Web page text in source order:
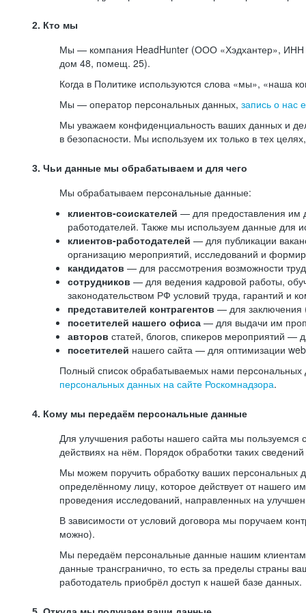
2. Кто мы
Мы — компания HeadHunter (ООО «Хэдхантер», ИНН
дом 48, помещ. 25).
Когда в Политике используются слова «мы», «наша
Мы — оператор персональных данных, запись о нас
Мы уважаем конфиденциальность ваших данных и
в безопасности. Мы используем их только в тех
3. Чьи данные мы обрабатываем и для чего
Мы обрабатываем персональные данные:
клиентов-соискателей — для предоставления им
работодателей. Также мы используем данные для
клиентов-работодателей — для публикации
организацию мероприятий, исследований и
кандидатов — для рассмотрения возможности
сотрудников — для ведения кадровой работы,
законодательством РФ условий труда, гарантий и
представителей контрагентов — для заключения
посетителей нашего офиса — для выдачи им
авторов статей, блогов, спикеров мероприятий —
посетителей нашего сайта — для оптимизации
Полный список обрабатываемых нами персональных
персональных данных на сайте Роскомнадзора.
4. Кому мы передаём персональные данные
Для улучшения работы нашего сайта мы пользуемся
действиях на нём. Порядок обработки таких
Мы можем поручить обработку ваших персональных
определённому лицу, которое действует от нашего
проведения исследований, направленных на
В зависимости от условий договора мы поручаем
можно).
Мы передаём персональные данные нашим
данные трансгранично, то есть за пределы страны
работодатель приобрёл доступ к нашей базе данных.